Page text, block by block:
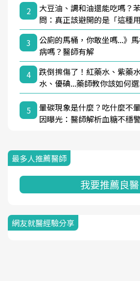
2
大豆油、調和油還能吃嗎？
問：真正該避開的是「這種用
3
公廁的馬桶，你敢坐嗎...》
病嗎？醫師有解
4
跌倒擦傷了！紅藥水、紫藥
水、優碘...藥師教你該如何
5
暈碳現象是什麼？吃什麼不
因曝光：醫師解析血糖不穩
最多人推薦醫師
我要推薦良醫
網友就醫經驗分享